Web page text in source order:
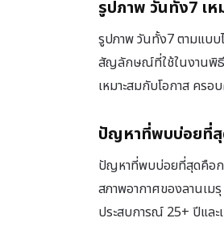
รูปภาพ วันทั้ง7 เห
รูปภาพ วันทั้ง7 ตามแบบ
สัญลักษณ์ที่ใช้ในงานพิธีข
เหมาะสมกับโอกาส คร
ปัญหาที่พบบ่อยที่สุ
ปัญหาที่พบบ่อยที่สุดคือก
สภาพอากาศของลานเม
ประสบการณ์ 25+ ปีและเ